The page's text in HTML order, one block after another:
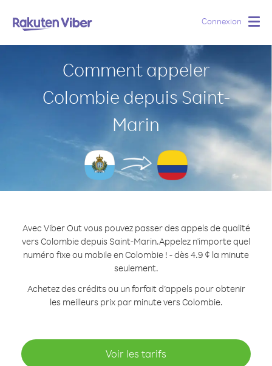
Connexion
Comment appeler
Colombie depuis Saint-
Marin
Avec Viber Out vous pouvez passer des appels de qualité
vers Colombie depuis Saint-Marin.Appelez n'importe quel
numéro fixe ou mobile en Colombie ! - dès 4.9 ¢ la minute
seulement.
Achetez des crédits ou un forfait d’appels pour obtenir
les meilleurs prix par minute vers Colombie.
Voir les tarifs